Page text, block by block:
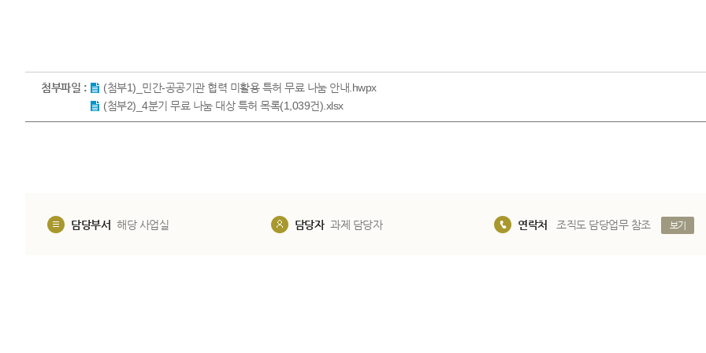
첨부파일 :
(첨부1)_민간-공공기관 협력 미활용 특허 무료 나눔 안내.hwpx
(첨부2)_4분기 무료 나눔 대상 특허 목록(1,039건).xlsx
담당부서 해당 사업실 담당자 과제 담당자 연락처 조직도 담당업무 참조 보기